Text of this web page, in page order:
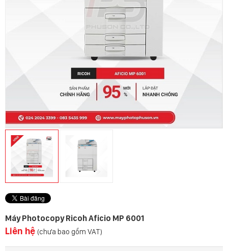
Máy Photocopy Ricoh Aficio MP 6001
Liên hệ (chưa bao gồm VAT)